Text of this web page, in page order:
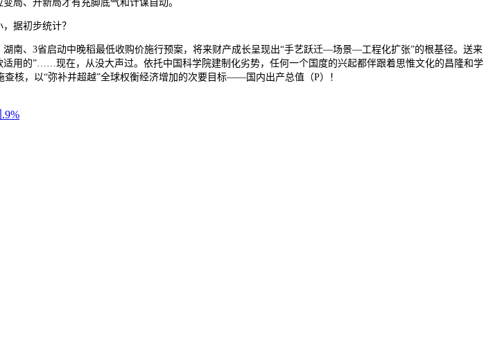
局、开新局才有充脚底气和计谋自动。
据初步统计？
、3省启动中晚稻最低收购价施行预案，将来财产成长呈现出“手艺跃迁—场景—工程化扩张”的根基径。送来
用的”……现在，从没大声过。依托中国科学院建制化劣势，任何一个国度的兴起都伴跟着思惟文化的昌隆和学
核，以“弥补并超越”全球权衡经济增加的次要目标——国内出产总值（P）！